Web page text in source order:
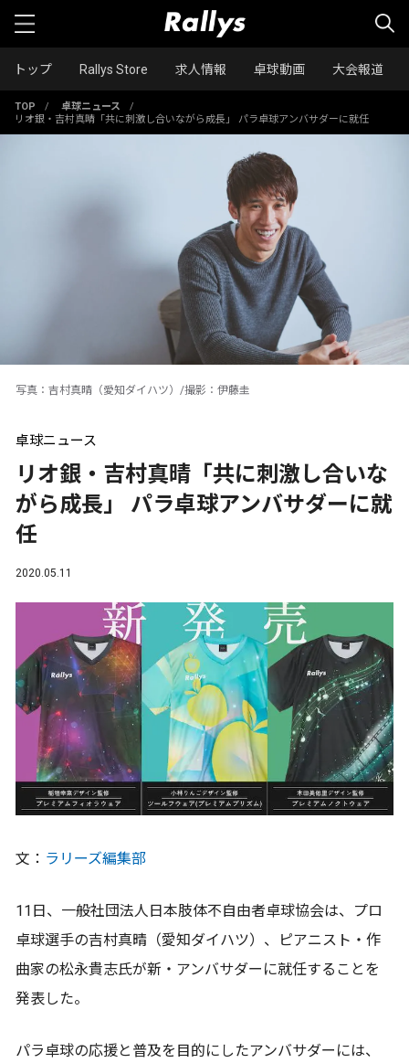
トップ Rallys Store 求人情報 卓球動画 大会報道
TOP / 卓球ニュース
/
リオ銀・吉村真晴「共に刺激し合いながら成長」 パラ卓球アンバサダーに就任
写真：吉村真晴（愛知ダイハツ）/撮影：伊藤圭
卓球ニュース
リオ銀・吉村真晴「共に刺激し合いな
がら成長」 パラ卓球アンバサダーに就
任
2020.05.11
文： ラリーズ編集部
11日、一般社団法人日本肢体不自由者卓球協会は、プロ
卓球選手の吉村真晴（愛知ダイハツ）、ピアニスト・作
曲家の松永貴志氏が新・アンバサダーに就任することを
発表した。
パラ卓球の応援と普及を目的にしたアンバサダーには、